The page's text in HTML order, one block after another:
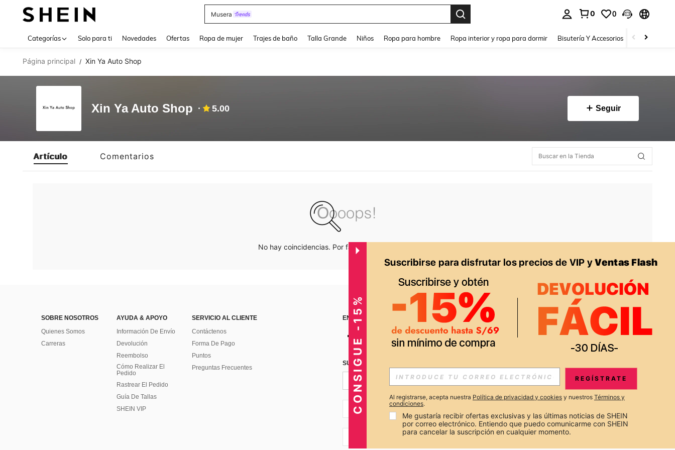
Musera
0 0
Categorías Solo para ti Novedades Ofertas Ropa de mujer Trajes de baño Talla Grande Niños Ropa para hombre Ropa interior y ropa para dormir Bisutería Y Accesorios Zapatos
Página principal / Xin Ya Auto Shop
Xin Ya Auto Shop 5.00 Seguir
Artículo Comentarios
No hay coincidencias. Por favor inténtalo de nuevo.
SOBRE NOSOTROS
Quienes Somos
Carreras
AYUDA & APOYO
Información De Envío
Devolución
Reembolso
Cómo Realizar El
Pedido
Rastrear El Pedido
Guía De Tallas
SHEIN VIP
SERVICIO AL CLIENTE
Contáctenos
Forma De Pago
Puntos
Preguntas Frecuentes
ENCUÉNTRANOS EN APP
SUSCRÍBETE PARA RECIBIR OFERTAS EXCLUSIVAS, PROMOCIONES Y NOTICIAS DE SHEIN
Suscribir
PE + 51
CONSIGUE -15% REGÍSTRATE
Al registrarse, acepta nuestra Política de privacidad y cookies y nuestros Términos y
condiciones.
Me gustaría recibir ofertas exclusivas y las últimas noticias de SHEIN
por correo electrónico. Entiendo que puedo comunicarme con SHEIN
para cancelar la suscripción en cualquier momento.